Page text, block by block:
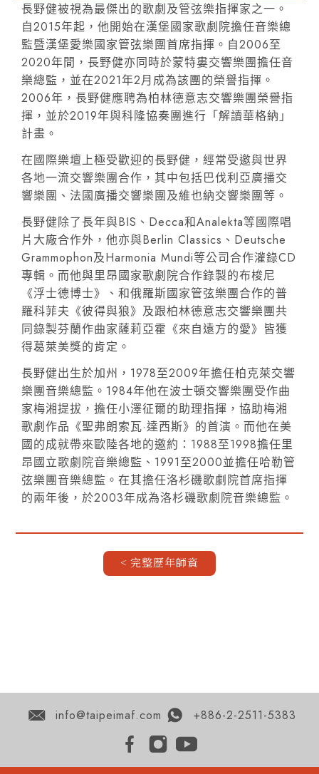
長野健被視為最傑出的歌劇及管弦樂指揮家之一。
自2015年起，他開始在漢堡國家歌劇院擔任音樂總
監暨漢堡愛樂國家管弦樂團首席指揮。自2006至
2020年間，長野健亦同時於蒙特婁交響樂團擔任音
樂總監，並在2021年2月成為該團的榮譽指揮。
2006年，長野健應聘為柏林德意志交響樂團榮譽指
揮，並於2019年與科隆協奏團進行「解讀華格納」
計畫。
在國際樂壇上極受歡迎的長野健，經常受邀與世界
各地一流交響樂團合作，其中包括巴伐利亞廣播交
響樂團、法國廣播交響樂團及維也納交響樂團等。
長野健除了長年與BIS、Decca和Analekta等國際唱
片大廠合作外，他亦與Berlin Classics、Deutsche
Grammophon及Harmonia Mundi等公司合作灌錄CD
專輯。而他與里昂國家歌劇院合作錄製的布梭尼
《浮士德博士》、和俄羅斯國家管弦樂團合作的普
羅科菲夫《彼得與狼》及跟柏林德意志交響樂團共
同錄製芬蘭作曲家薩莉亞霍《來自遠方的愛》皆獲
得葛萊美獎的肯定。
長野健出生於加州，1978至2009年擔任柏克萊交響
樂團音樂總監。1984年他在波士頓交響樂團受作曲
家梅湘提拔，擔任小澤征爾的助理指揮，協助梅湘
歌劇作品《聖弗朗索瓦·達西斯》的首演。而他在美
國的成就帶來歐陸各地的邀約：1988至1998擔任里
昂國立歌劇院音樂總監、1991至2000並擔任哈勒管
弦樂團音樂總監。在其擔任洛杉磯歌劇院首席指揮
的兩年後，於2003年成為洛杉磯歌劇院音樂總監。
< 完整歷年師資
info@taipeimaf.com +886-2-2511-5383